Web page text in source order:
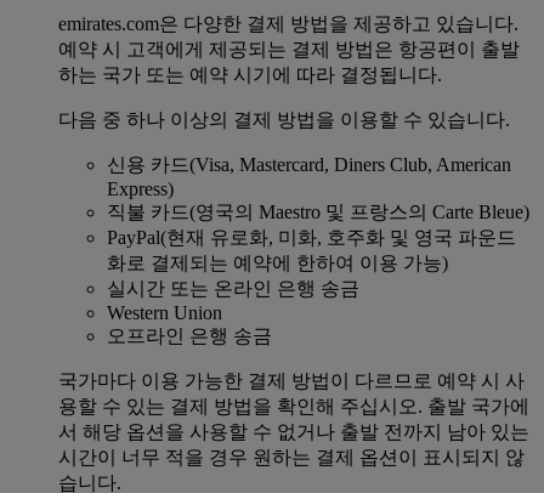
emirates.com은 다양한 결제 방법을 제공하고 있습니다.
예약 시 고객에게 제공되는 결제 방법은 항공편이 출발
하는 국가 또는 예약 시기에 따라 결정됩니다.
다음 중 하나 이상의 결제 방법을 이용할 수 있습니다.
신용 카드(Visa, Mastercard, Diners Club, American
Express)
직불 카드(영국의 Maestro 및 프랑스의 Carte Bleue)
PayPal(현재 유로화, 미화, 호주화 및 영국 파운드
화로 결제되는 예약에 한하여 이용 가능)
실시간 또는 온라인 은행 송금
Western Union
오프라인 은행 송금
국가마다 이용 가능한 결제 방법이 다르므로 예약 시 사
용할 수 있는 결제 방법을 확인해 주십시오. 출발 국가에
서 해당 옵션을 사용할 수 없거나 출발 전까지 남아 있는
시간이 너무 적을 경우 원하는 결제 옵션이 표시되지 않
습니다.